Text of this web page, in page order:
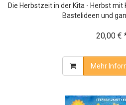
Die Herbstzeit in der Kita - Herbst mit
Bastelideen und
20,00 €
Mehr